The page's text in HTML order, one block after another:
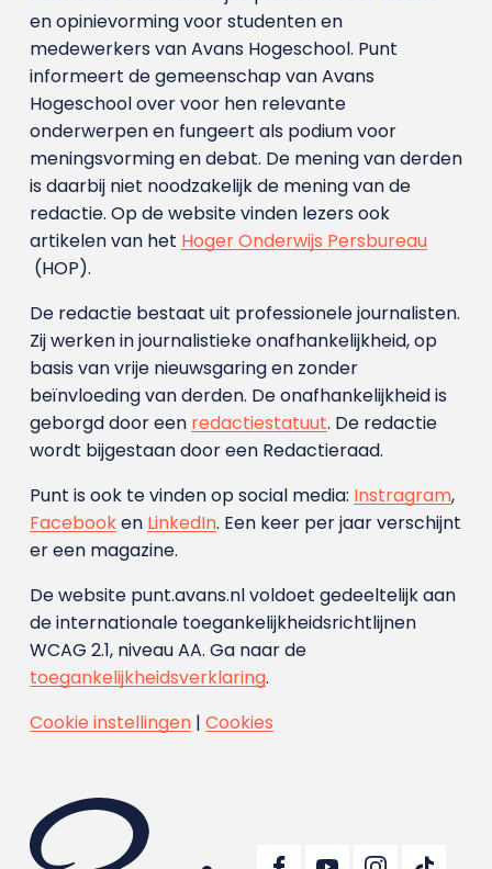
en opinievorming voor studenten en
medewerkers van Avans Hoge­school. Punt
informeert de gemeenschap van Avans
Hogeschool over voor hen relevante
onderwerpen en fungeert als podium voor
meningsvorming en debat. De mening van derden
is daarbij niet noodzakelijk de mening van de
redactie. Op de website vinden lezers ook
artikelen van het Hoger Onderwijs Persbureau
(HOP).
De redactie bestaat uit professionele journalisten.
Zij werken in journalistieke onafhankelijkheid, op
basis van vrije nieuwsgaring en zonder
beïnvloeding van derden. De onafhankelijkheid is
geborgd door een redactiestatuut. De redactie
wordt bijgestaan door een Redactieraad.
Punt is ook te vinden op social media: Instragram,
Facebooken LinkedIn. Een keer per jaar verschijnt
er een magazine.
De website punt.avans.nl voldoet gedeeltelijk aan
de internationale toegankelijkheidsrichtlijnen
WCAG 2.1, niveau AA. Ga naar de
toegankelijkheidsverklaring.
Cookie instellingen| Cookies